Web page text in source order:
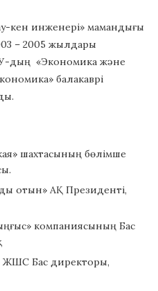
кен инженері» мамандығы
– 2005 жылдары
дың «Экономика және
балакаврі
шахтасының бөлімше
отын» АҚ Президенті,
компаниясының Бас
ЖШС Бас директоры,